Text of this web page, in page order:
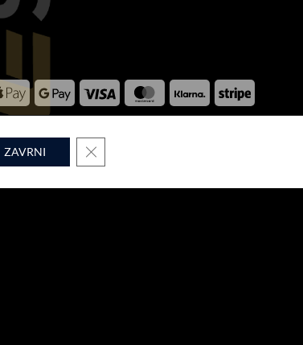
Apple
Pay
Google
Pay
Visa MasterCardKlarna Stripe
ZAVRNI CLOSE GDPR COOKIE BANNER